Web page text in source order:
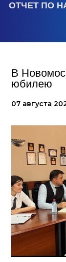
ОТЧЕТ ПО
В
юбилею
07 августа